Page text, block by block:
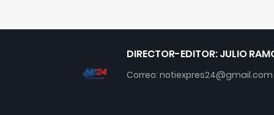
DIRECTOR-EDITOR: JULIO
Correo: notiexpres24@gmail.com